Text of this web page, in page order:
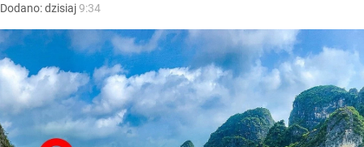
Dodano:dzisiaj9:34